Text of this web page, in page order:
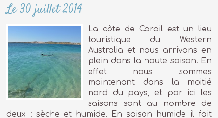
Le 30 juillet 2014
La côte de Corail est un lieu
touristique du Western
Australia et nous arrivons en
plein dans la haute saison. En
effet nous sommes
maintenant dans la moitié
nord du pays, et par ici les
saisons sont au nombre de
deux : sèche et humide. En saison humide il fait